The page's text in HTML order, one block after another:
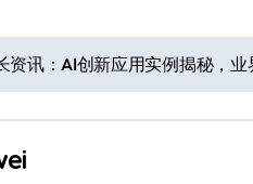
资讯：AI创新应用实例揭秘，